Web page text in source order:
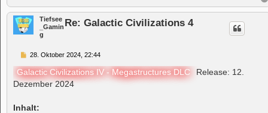
Tiefsee
_Gamin
g
Re: Galactic Civilizations 4
B
i
t
r
28. Oktober 2024, 22:44
Galactic Civilizations IV - Megastructures DLC
Release: 12.
Dezember 2024
Inhalt: